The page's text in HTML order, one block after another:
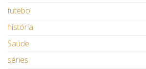
futebol
história
Saúde
séries